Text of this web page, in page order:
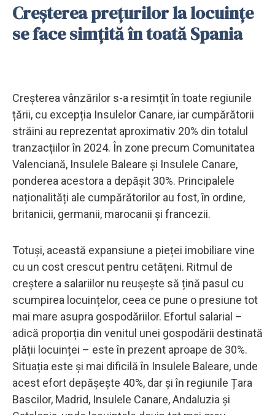
Creșterea prețurilor la locuințe
se face simțită în toată Spania
Creșterea vânzărilor s-a resimțit în toate regiunile
țării, cu excepția Insulelor Canare, iar cumpărătorii
străini au reprezentat aproximativ 20% din totalul
tranzacțiilor în 2024. În zone precum Comunitatea
Valenciană, Insulele Baleare și Insulele Canare,
ponderea acestora a depășit 30%. Principalele
naționalități ale cumpărătorilor au fost, în ordine,
britanicii, germanii, marocanii și francezii.
Totuși, această expansiune a pieței imobiliare vine
cu un cost crescut pentru cetățeni. Ritmul de
creștere a salariilor nu reușește să țină pasul cu
scumpirea locuințelor, ceea ce pune o presiune tot
mai mare asupra gospodăriilor. Efortul salarial –
adică proporția din venitul unei gospodării destinată
plății locuinței – este în prezent aproape de 30%.
Situația este și mai dificilă în Insulele Baleare, unde
acest efort depășește 40%, dar și în regiunile Țara
Bascilor, Madrid, Insulele Canare, Andaluzia și